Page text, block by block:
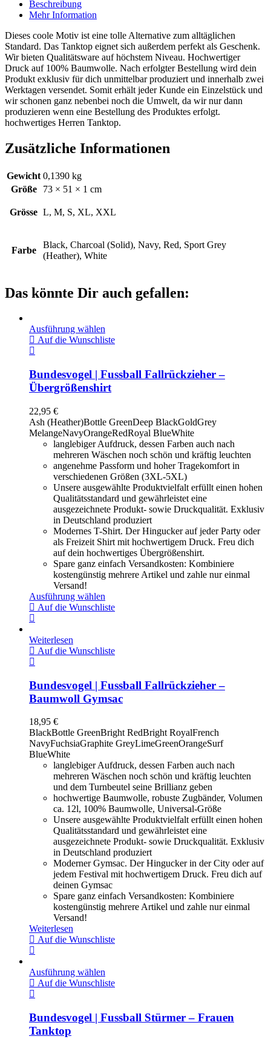
Beschreibung
Mehr Information
Dieses coole Motiv ist eine tolle Alternative zum alltäglichen
Standard. Das Tanktop eignet sich außerdem perfekt als Geschenk.
Wir bieten Qualitätsware auf höchstem Niveau. Hochwertiger
Druck auf 100% Baumwolle. Nach erfolgter Bestellung wird dein
Produkt exklusiv für dich unmittelbar produziert und innerhalb zwei
Werktagen versendet. Somit erhält jeder Kunde ein Einzelstück und
wir schonen ganz nebenbei noch die Umwelt, da wir nur dann
produzieren wenn eine Bestellung des Produktes erfolgt.
hochwertiges Herren Tanktop.
Zusätzliche Informationen
Gewicht 0,1390 kg
Größe
73 × 51 × 1 cm
Grösse L, M, S, XL, XXL
Farbe
Black, Charcoal (Solid), Navy, Red, Sport Grey
(Heather), White
Das könnte Dir auch gefallen:
Ausführung wählen
Auf die Wunschliste
Bundesvogel | Fussball Fallrückzieher –
Übergrößenshirt
22,95 €
Ash (Heather)Bottle GreenDeep BlackGoldGrey
MelangeNavyOrangeRedRoyal BlueWhite
langlebiger Aufdruck, dessen Farben auch nach
mehreren Wäschen noch schön und kräftig leuchten
angenehme Passform und hoher Tragekomfort in
verschiedenen Größen (3XL-5XL)
Unsere ausgewählte Produktvielfalt erfüllt einen hohen
Qualitätsstandard und gewährleistet eine
ausgezeichnete Produkt- sowie Druckqualität. Exklusiv
in Deutschland produziert
Modernes T-Shirt. Der Hingucker auf jeder Party oder
als Freizeit Shirt mit hochwertigem Druck. Freu dich
auf dein hochwertiges Übergrößenshirt.
Spare ganz einfach Versandkosten: Kombiniere
kostengünstig mehrere Artikel und zahle nur einmal
Versand!
Ausführung wählen
Auf die Wunschliste
Weiterlesen
Auf die Wunschliste
Bundesvogel | Fussball Fallrückzieher –
Baumwoll Gymsac
18,95 €
BlackBottle GreenBright RedBright RoyalFrench
NavyFuchsiaGraphite GreyLimeGreenOrangeSurf
BlueWhite
langlebiger Aufdruck, dessen Farben auch nach
mehreren Wäschen noch schön und kräftig leuchten
und dem Turnbeutel seine Brillianz geben
hochwertige Baumwolle, robuste Zugbänder, Volumen
ca. 12l, 100% Baumwolle, Universal-Größe
Unsere ausgewählte Produktvielfalt erfüllt einen hohen
Qualitätsstandard und gewährleistet eine
ausgezeichnete Produkt- sowie Druckqualität. Exklusiv
in Deutschland produziert
Moderner Gymsac. Der Hingucker in der City oder auf
jedem Festival mit hochwertigem Druck. Freu dich auf
deinen Gymsac
Spare ganz einfach Versandkosten: Kombiniere
kostengünstig mehrere Artikel und zahle nur einmal
Versand!
Weiterlesen
Auf die Wunschliste
Ausführung wählen
Auf die Wunschliste
Bundesvogel | Fussball Stürmer – Frauen
Tanktop